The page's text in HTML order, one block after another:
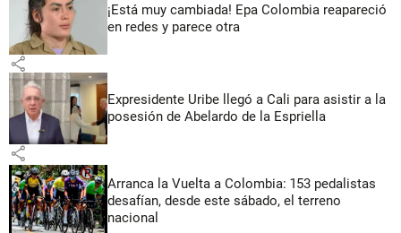
¡Está muy cambiada! Epa Colombia reapareció
en redes y parece otra
share
Expresidente Uribe llegó a Cali para asistir a la
posesión de Abelardo de la Espriella
share
Arranca la Vuelta a Colombia: 153 pedalistas
desafían, desde este sábado, el terreno
nacional